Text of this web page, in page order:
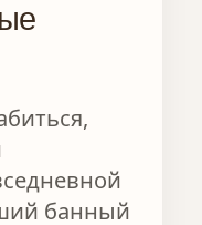
банный